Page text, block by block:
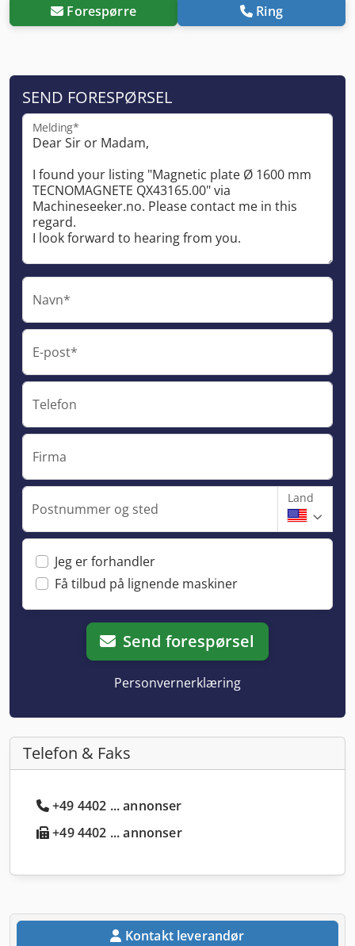
Forespørre Ring
SEND FORESPØRSEL
Melding*
Navn*
E-post*
Telefon
Firma
Postnummer og sted
Land
Jeg er forhandler
Få tilbud på lignende maskiner
Send forespørsel
Personvernerklæring
Telefon & Faks
+49 4402 ... annonser
+49 4402 ... annonser
Kontakt leverandør